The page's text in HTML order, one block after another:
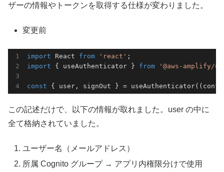
ザーの情報やトークンを取得する仕様が変わりました。
変更前
import React from 'react'
import { useAuthenticator } from '@aws-amplify/
const { user, signOut } = useAuthenticator( (
この記述だけで、以下の情報が取れました。user の中に
全て格納されていました。
ユーザー名（メールアドレス）
所属 Cognito グループ → アプリ内権限分けで使用